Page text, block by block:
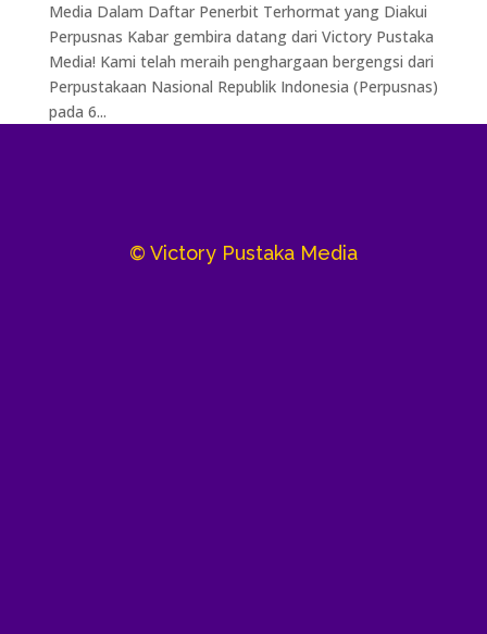
Media Dalam Daftar Penerbit Terhormat yang Diakui
Perpusnas Kabar gembira datang dari Victory Pustaka
Media! Kami telah meraih penghargaan bergengsi dari
Perpustakaan Nasional Republik Indonesia (Perpusnas)
pada 6...
© Victory Pustaka Media